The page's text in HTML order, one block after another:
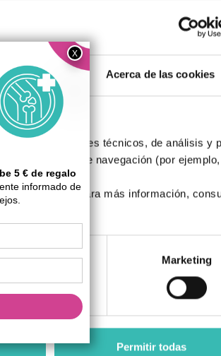
Acerca de las cookies
terceros para fines técnicos, de análisis y
de tus hábitos de navegación (por ejemplo,
preferencias. Para más información,
Estadística Marketing
Permitir todas
Al igual que las sillas de ruedas de
adecuarlas al nivel de autonomía del
muy ligeras y dinámicas. Han sido diseñadas
muy manejables y ágiles en exteriores e
Además, cuentan con un diseño
diseño y a su comodidad de
energía y oxígeno.
está diseñada para interiores. Este tipo
elevables. Son modelos con respaldo y
períodos de tiempo en la comodidad del
puede plegar.